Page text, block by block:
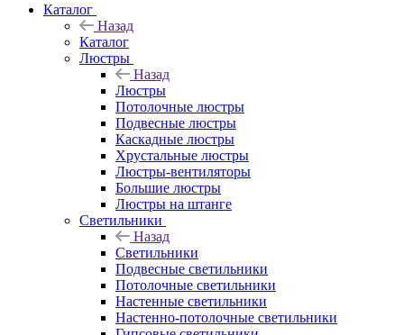
Каталог
Назад
Каталог
Люстры
Назад
Люстры
Потолочные люстры
Подвесные люстры
Каскадные люстры
Хрустальные люстры
Люстры-вентиляторы
Большие люстры
Люстры на штанге
Светильники
Назад
Светильники
Подвесные светильники
Потолочные светильники
Настенные светильники
Настенно-потолочные светильники